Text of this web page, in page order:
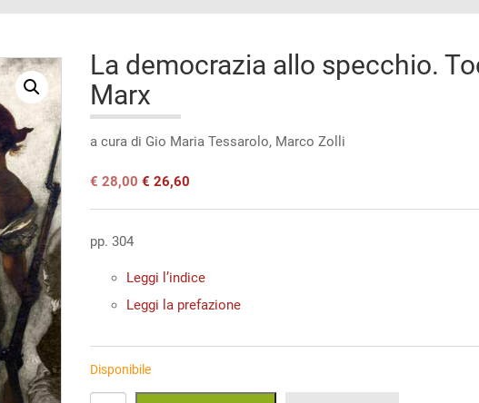
La democrazia allo specchio.
Marx
a cura di Gio Maria Tessarolo, Marco Zolli
Il
originale
€ 28,00.
€ 28,00Il
attuale
€ 26,60
pp. 304
Leggi l’indice
Leggi la prefazione
Disponibile